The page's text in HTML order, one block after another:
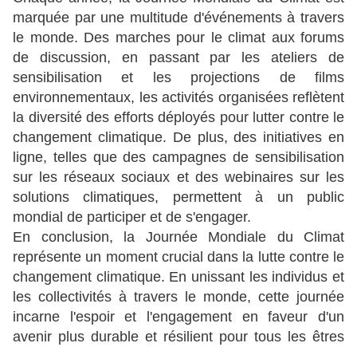
marquée par une multitude d'événements à travers
le monde. Des marches pour le climat aux forums
de discussion, en passant par les ateliers de
sensibilisation et les projections de films
environnementaux, les activités organisées reflètent
la diversité des efforts déployés pour lutter contre le
changement climatique. De plus, des initiatives en
ligne, telles que des campagnes de sensibilisation
sur les réseaux sociaux et des webinaires sur les
solutions climatiques, permettent à un public
mondial de participer et de s'engager.
En conclusion, la Journée Mondiale du Climat
représente un moment crucial dans la lutte contre le
changement climatique. En unissant les individus et
les collectivités à travers le monde, cette journée
incarne l'espoir et l'engagement en faveur d'un
avenir plus durable et résilient pour tous les êtres